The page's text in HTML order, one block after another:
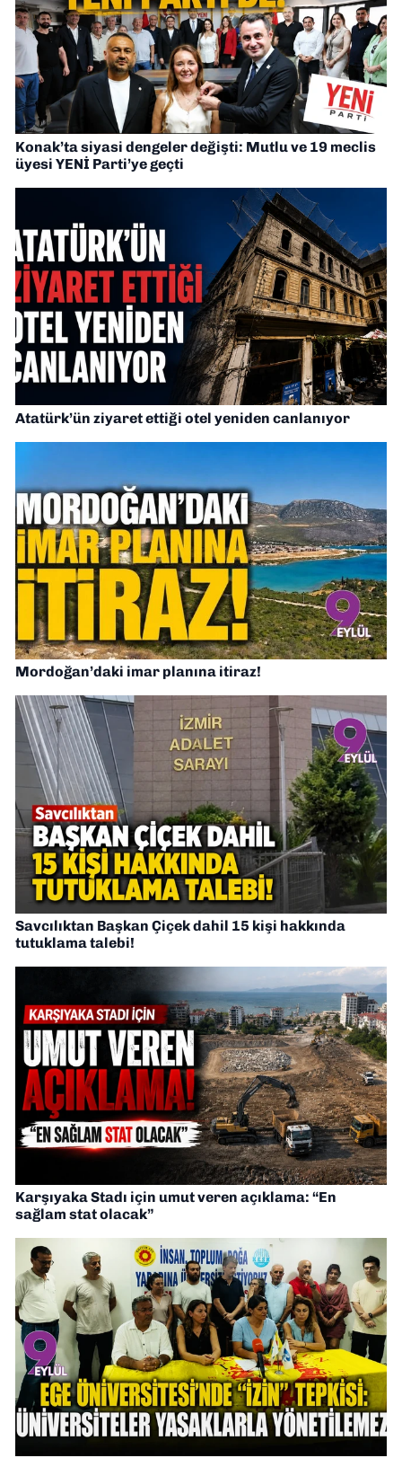
Konak’ta siyasi dengeler değişti: Mutlu ve 19 meclis
üyesi YENİ Parti’ye geçti
Atatürk’ün ziyaret ettiği otel yeniden canlanıyor
Mordoğan’daki imar planına itiraz!
Savcılıktan Başkan Çiçek dahil 15 kişi hakkında
tutuklama talebi!
Karşıyaka Stadı için umut veren açıklama: “En
sağlam stat olacak”